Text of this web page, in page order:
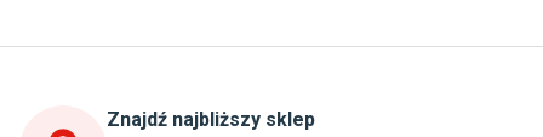
Stoły do kuchni
Szafki kuchenne wiszące (górne)
Znajdź najbliższy sklep